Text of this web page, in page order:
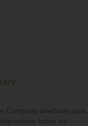
Company diseñada para
todos los